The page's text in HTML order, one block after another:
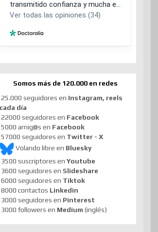
Somos más de 120.000 en redes
25.000 seguidores en Instagram, reels
cada día
22000 seguidores en Facebook
5000 amig@s en Facebook
57000 seguidores en Twitter - X
Volando libre en Bluesky
3500 suscriptores en Youtube
3600 seguidores en Slideshare
6000 seguidores en Tiktok
8000 contactos Linkedin
3000 seguidores en Pinterest
3000 followers en Medium (inglés)